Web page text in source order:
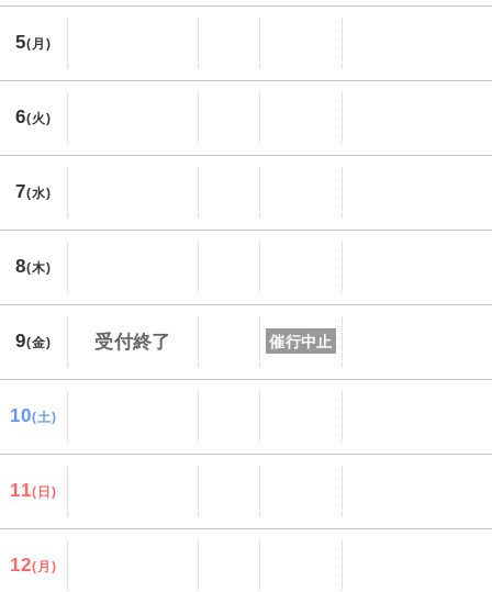
5(月)
6(火)
7(水)
8(木)
9(金) 受付終了 催行中止
10(土)
11(日)
12(月)